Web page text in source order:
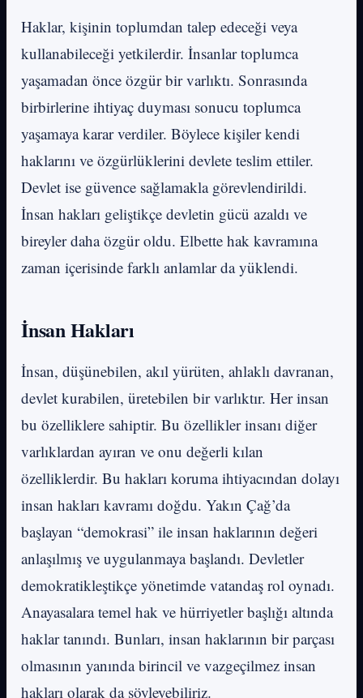
Haklar, kişinin toplumdan talep edeceği veya
kullanabileceği yetkilerdir. İnsanlar toplumca
yaşamadan önce özgür bir varlıktı. Sonrasında
birbirlerine ihtiyaç duyması sonucu toplumca
yaşamaya karar verdiler. Böylece kişiler kendi
haklarını ve özgürlüklerini devlete teslim ettiler.
Devlet ise güvence sağlamakla görevlendirildi.
İnsan hakları geliştikçe devletin gücü azaldı ve
bireyler daha özgür oldu. Elbette hak kavramına
zaman içerisinde farklı anlamlar da yüklendi.
İnsan Hakları
İnsan, düşünebilen, akıl yürüten, ahlaklı davranan,
devlet kurabilen, üretebilen bir varlıktır. Her insan
bu özelliklere sahiptir. Bu özellikler insanı diğer
varlıklardan ayıran ve onu değerli kılan
özelliklerdir. Bu hakları koruma ihtiyacından dolayı
insan hakları kavramı doğdu. Yakın Çağ’da
başlayan “demokrasi” ile insan haklarının değeri
anlaşılmış ve uygulanmaya başlandı. Devletler
demokratikleştikçe yönetimde vatandaş rol oynadı.
Anayasalara temel hak ve hürriyetler başlığı altında
haklar tanındı. Bunları, insan haklarının bir parçası
olmasının yanında birincil ve vazgeçilmez insan
hakları olarak da söyleyebiliriz.